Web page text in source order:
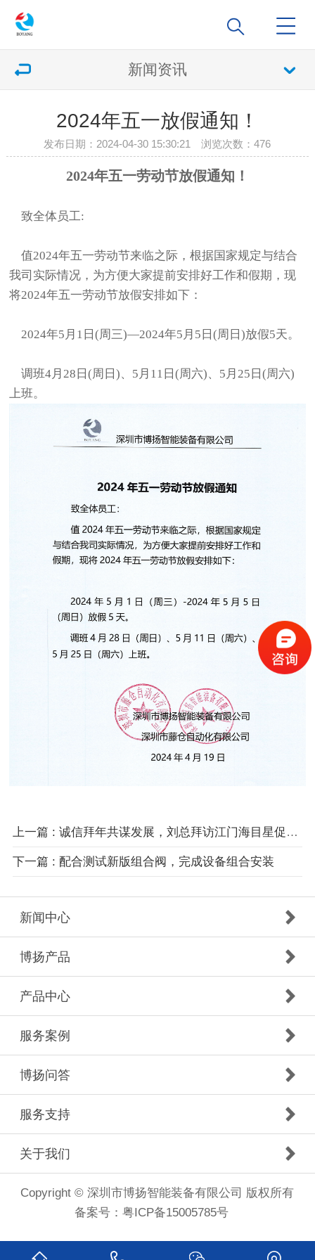
新闻资讯
​2024年五一放假通知！
发布日期：2024-04-30 15:30:21 浏览次数：476
2024年五一劳动节放假通知！
致全体员工:
值2024年五一劳动节来临之际，根据国家规定与结合
我司实际情况，为方便大家提前安排好工作和假期，现
将2024年五一劳动节放假安排如下：
2024年5月1日(周三)—2024年5月5日(周日)放假5天。
调班4月28日(周日)、5月11日(周六)、5月25日(周六)
上班。
上一篇 : 诚信拜年共谋发展，刘总拜访江门海目星促进企业合作发展
下一篇 : 配合测试新版组合阀，完成设备组合安装
新闻中心
博扬产品
产品中心
服务案例
博扬问答
服务支持
关于我们
Copyright © 深圳市博扬智能装备有限公司 版权所有
备案号： 粤ICP备15005785号